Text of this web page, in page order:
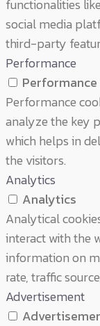
functionalities
social media
third-party
Performance
Performance
Performance
analyze the key
which helps in
the visitors.
Analytics
Analytics
Analytical
interact with the
information on
rate, traffic
Advertisement